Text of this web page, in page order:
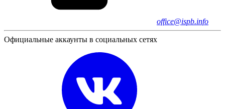
office@ispb.info
Официальные аккаунты в социальных сетях